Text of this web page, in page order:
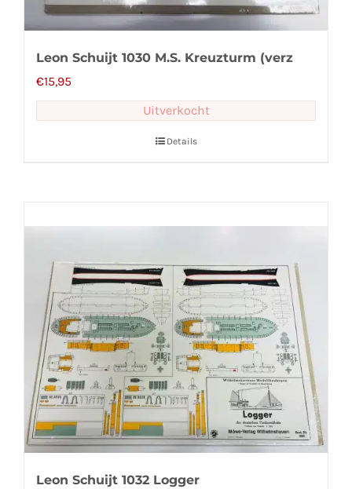
Leon Schuijt 1030 M.S. Kreuzturm (verz
€15,95
Uitverkocht
Details
Leon Schuijt 1032 Logger